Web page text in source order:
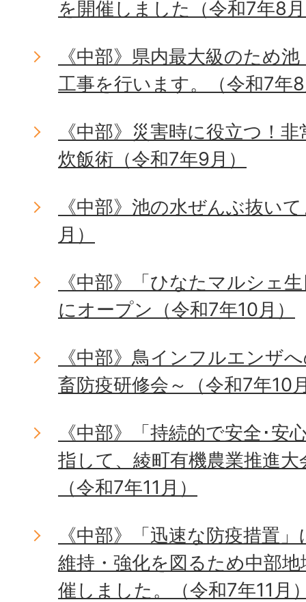
を開催しました（令和7年8
《中部》県内最大級のため
工事を行います。（令和7年
《中部》災害時に役立つ！
炊飯術（令和7年9月）
《中部》池の水ぜんぶ抜い
月）
《中部》「ひなたマルシェ
にオープン（令和7年10月）
《中部》鳥インフルエンザ
畜防疫研修会～（令和7年10
《中部》「持続的で安全･安
指して、綾町有機農業推進
（令和7年11月）
《中部》「迅速な防疫措置
維持・強化を図るため中部
催しました。（令和7年11月